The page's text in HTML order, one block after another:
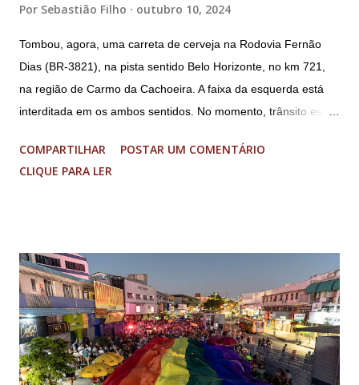
Sérgio Nogueira, ex-ministro da Defesa; e o general da
reserva Walter Braga Netto, ex-ministro da Casa Civil e da
Defesa. A acusação envolveu os crimes de tentativa de
abolição violenta do Estado Democrático de Direito, golpe de
Por Sebastião Filho outubro 10, 2024
Tombou, agora, uma carreta de cerveja na Rodovia Fernão
Dias (BR-3821), na pista sentido Belo Horizonte, no km 721,
na região de Carmo da Cachoeira. A faixa da esquerda está
interditada em os ambos sentidos. No momento, trânsito está
Imagens @transitofernaodias *Por Sebastião Filho
COMPARTILHAR
POSTAR UM COMENTÁRIO
CLIQUE PARA LER